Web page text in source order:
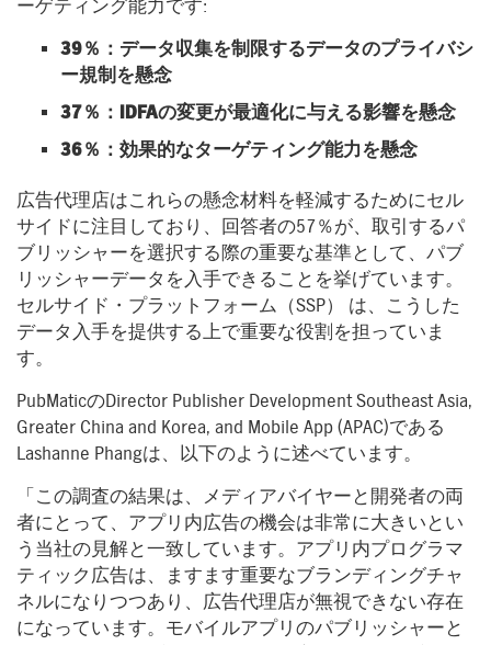
ーゲティング能力です:
39％：データ収集を制限するデータのプライバシ
ー規制を懸念
37％：IDFAの変更が最適化に与える影響を懸念
36％：効果的なターゲティング能力を懸念
広告代理店はこれらの懸念材料を軽減するためにセル
サイドに注目しており、回答者の57％が、取引するパ
ブリッシャーを選択する際の重要な基準として、パブ
リッシャーデータを入手できることを挙げています。
セルサイド・プラットフォーム（SSP） は、こうした
データ入手を提供する上で重要な役割を担っていま
す。
PubMaticのDirector Publisher Development Southeast Asia,
Greater China and Korea, and Mobile App (APAC)である
Lashanne Phangは、以下のように述べています。
「この調査の結果は、メディアバイヤーと開発者の両
者にとって、アプリ内広告の機会は非常に大きいとい
う当社の見解と一致しています。アプリ内プログラマ
ティック広告は、ますます重要なブランディングチャ
ネルになりつつあり、広告代理店が無視できない存在
になっています。モバイルアプリのパブリッシャーと